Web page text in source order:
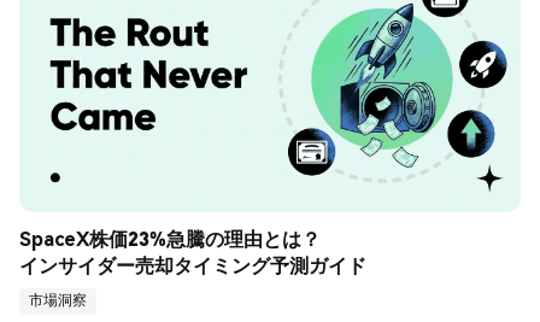
SpaceX株価23%急騰の理由とは？
インサイダー売却タイミング予測ガイド
市場洞察